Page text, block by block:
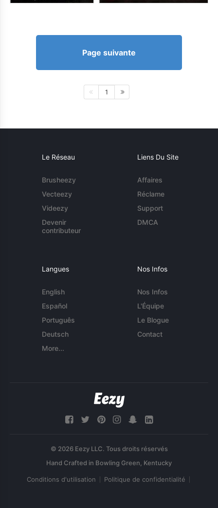
Page suivante
1
Le Réseau
Brusheezy
Vecteezy
Videezy
Devenir
contributeur
Liens Du Site
Affaires
Réclame
Support
DMCA
Langues
English
Español
Português
Deutsch
More...
Nos Infos
Nos Infos
L'Équipe
Le Blogue
Contact
© 2026 Eezy LLC. Tous droits réservés
Conditions d'utilisation Politique de confidentialité